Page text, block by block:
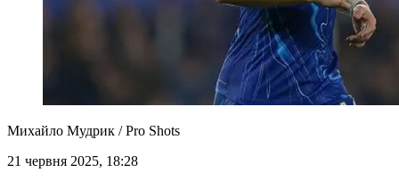
Михайло Мудрик / Pro Shots
21 червня 2025, 18:28